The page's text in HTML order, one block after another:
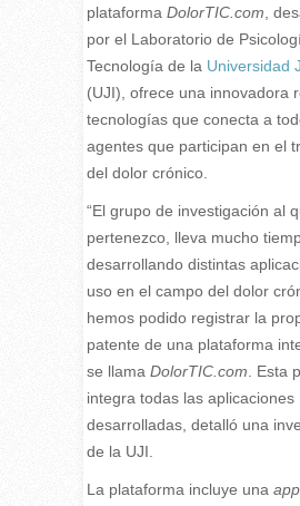
plataforma DolorTIC.com,
por el Laboratorio de
Tecnología de la Universidad
(UJI), ofrece una innovadora
tecnologías que conecta a
agentes que participan en el
del dolor crónico.
“El grupo de investigación al
pertenezco, lleva mucho
desarrollando distintas
uso en el campo del dolor
hemos podido registrar la
patente de una plataforma
se llama DolorTIC.com. Esta
integra todas las aplicaciones
desarrolladas, detalló una
de la UJI.
La plataforma incluye una app